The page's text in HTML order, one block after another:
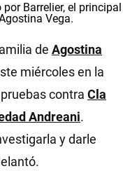
de Agostina
miércoles en la
contra Cla
Andreani.
y darle